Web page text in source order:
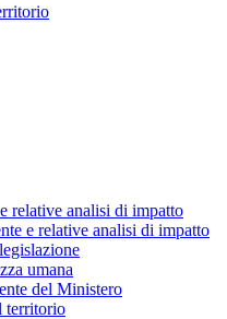
relative analisi di impatto
e relative analisi di impatto
umana
del Ministero
territorio